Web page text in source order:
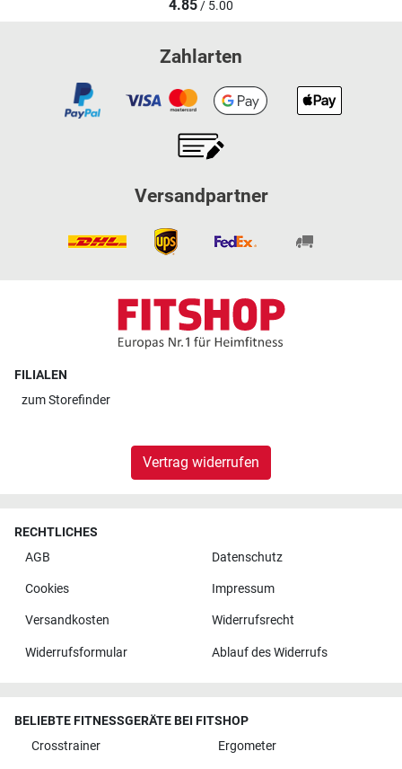
4.85/ 5.00
Zahlarten
Versandpartner
FILIALEN
zumStorefinder
Vertrag widerrufen
RECHTLICHES
AGB
Datenschutz
Cookies Impressum
Versandkosten Widerrufsrecht
Widerrufsformular Ablauf des Widerrufs
BELIEBTE FITNESSGERÄTE BEI FITSHOP
Crosstrainer
Ergometer